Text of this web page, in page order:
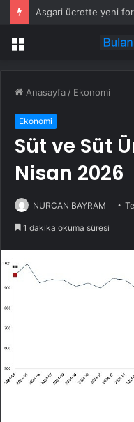
Menü
Anasayfa / Ekonomi
Ekonomi
Süt ve Süt
Nisan 2026
NURCAN BAYRAM
1 dakika okuma süresi